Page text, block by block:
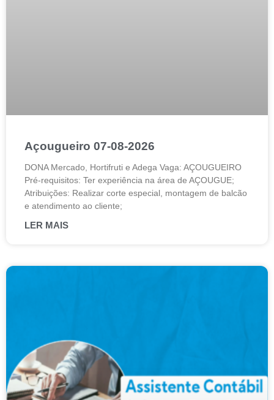
Açougueiro 07-08-2026
DONA Mercado, Hortifruti e Adega Vaga: AÇOUGUEIRO
Pré-requisitos: Ter experiência na área de AÇOUGUE;
Atribuições: Realizar corte especial, montagem de balcão
e atendimento ao cliente;
LER MAIS